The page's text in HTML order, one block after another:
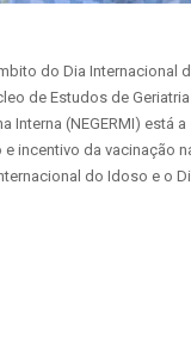
do Dia Internacional
de Estudos de Geriatria
Interna (NEGERMI) está a
incentivo da vacinação
do Idoso e o